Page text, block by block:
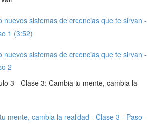
nuevos sistemas de creencias que te sirvan -
1 (3:52)
nuevos sistemas de creencias que te sirvan -
2
3 - Clase 3: Cambia tu mente, cambia la
mente, cambia la realidad - Clase 3 - Paso